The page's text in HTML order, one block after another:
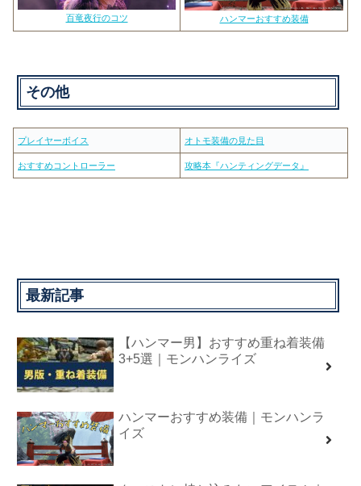
百竜夜行のコツ ハンマーおすすめ装備
その他
プレイヤーボイス オトモ装備の見た目
おすすめコントローラー 攻略本『ハンティングデータ』
最新記事
【ハンマー男】おすすめ重ね着装備
3+5選｜モンハンライズ
ハンマーおすすめ装備｜モンハンラ
イズ